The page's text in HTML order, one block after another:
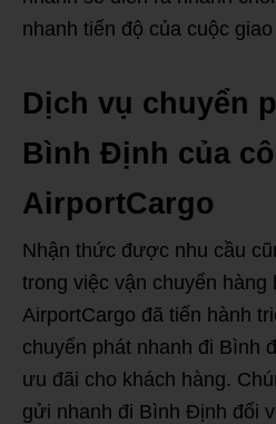
nhanh tiến độ của cuộc giao
Dịch vụ chuyển
Bình Định của
AirportCargo
Nhận thức được nhu cầu
trong việc vận chuyển
AirportCargo đã tiến hành
chuyển phát nhanh đi Bình
ưu đãi cho khách hàng.
gửi nhanh đi Bình Định đối